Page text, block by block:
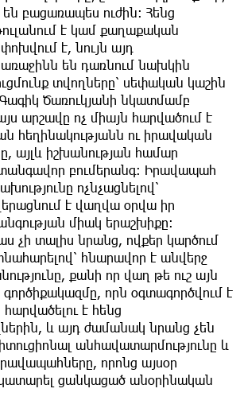
բացառապես ուժին։ Հենց
է կամ քաղաքական
է, նույն այդ
են դառնում նախկին
տվողները՝ սեփական կաշին
Ծառուկյանի նկատմամբ
արշավը ոչ միայն հարվածում է
հեղինակությանն ու իրավական
այլև իշխանության համար
բումերանգ։ Իրավապահ
ոչնչացնելով՝
է վաղվա օրվա իր
միակ երաշխիքը։
չի տալիս նրանց, ովքեր կարծում
հնարավոր է անվերջ
քանի որ վաղ թե ուշ այն
որն օգտագործվում է
է հենց
և այդ ժամանակ նրանց չեն
անհավատարմությունը և
իրավապահները, որոնց այսօր
կատարել ցանկացած անօրինական